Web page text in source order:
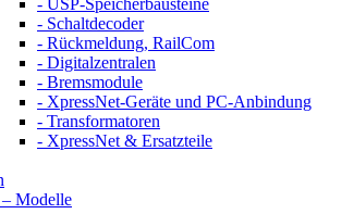
- USP-Speicherbausteine
- Schaltdecoder
- Rückmeldung, RailCom
- Digitalzentralen
- Bremsmodule
- XpressNet-Geräte und PC-Anbindung
- Transformatoren
- XpressNet & Ersatzteile
Modelle